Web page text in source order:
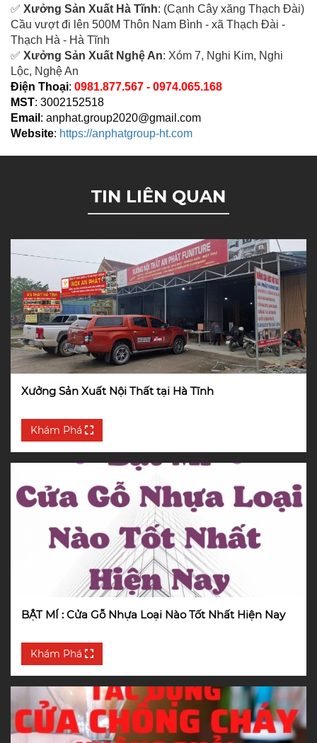
✅ Xưởng Sản Xuất Hà Tĩnh: (Cạnh Cây xăng Thạch Đài)
Cầu vượt đi lên 500M Thôn Nam Bình - xã Thạch Đài -
Thạch Hà - Hà Tĩnh
✅ Xưởng Sản Xuất Nghệ An: Xóm 7, Nghi Kim, Nghi
Lộc, Nghệ An
Điện Thoại: 0981.877.567 - 0974.065.168
MST: 3002152518
Email : anphat.group2020@gmail.com
Website: https://anphatgroup-ht.com
TIN LIÊN QUAN
Xưởng Sản Xuất Nội Thất tại Hà Tĩnh
Khám Phá
BẬT MÍ : Cửa Gỗ Nhựa Loại Nào Tốt Nhất Hiện Nay
Khám Phá